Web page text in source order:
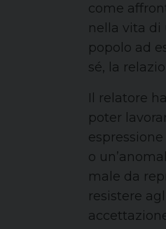
come
nella vita di
popolo ad
sé, la
Il relatore
poter
o
male da
resistere